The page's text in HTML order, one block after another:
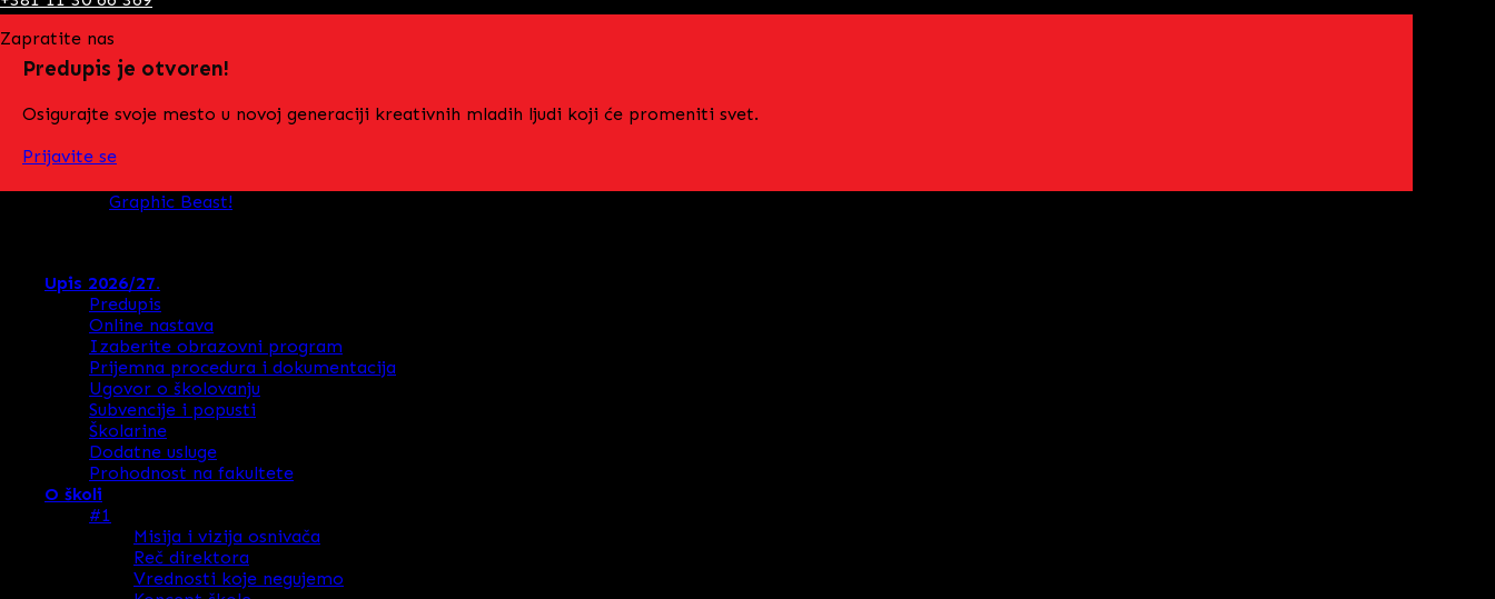
Zapratite nas
Predupis je otvoren!
Osigurajte svoje mesto u novoj generaciji kreativnih mladih ljudi koji će promeniti svet.
Prijavite se
Graphic Beast!
Upis 2026/27.
Predupis
Online nastava
Izaberite obrazovni program
Prijemna procedura i dokumentacija
Ugovor o školovanju
Subvencije i popusti
Školarine
Dodatne usluge
Prohodnost na fakultete
O školi
#1
Misija i vizija osnivača
Reč direktora
Vrednosti koje negujemo